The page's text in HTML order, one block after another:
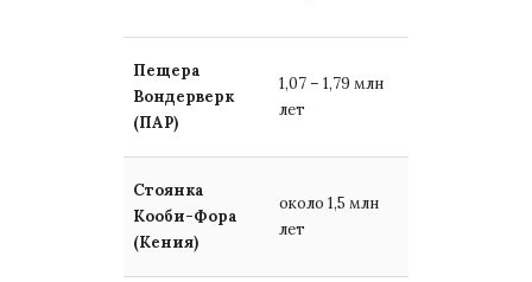
Пещера
Вондерверк
(ПАР)
1,07 – 1,79 млн
лет
Стоянка
Кооби-Фора
(Кения)
около 1,5 млн
лет